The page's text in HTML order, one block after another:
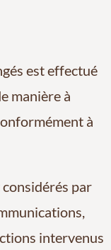
est effectué
manière à
à
par
intervenus